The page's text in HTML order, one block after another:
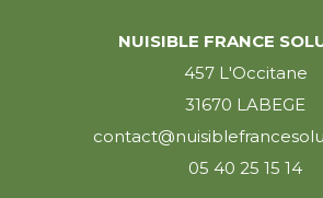
NUISIBLE FRANCE
457 L'Occitane
31670 LABEGE
05 40 25 15 14